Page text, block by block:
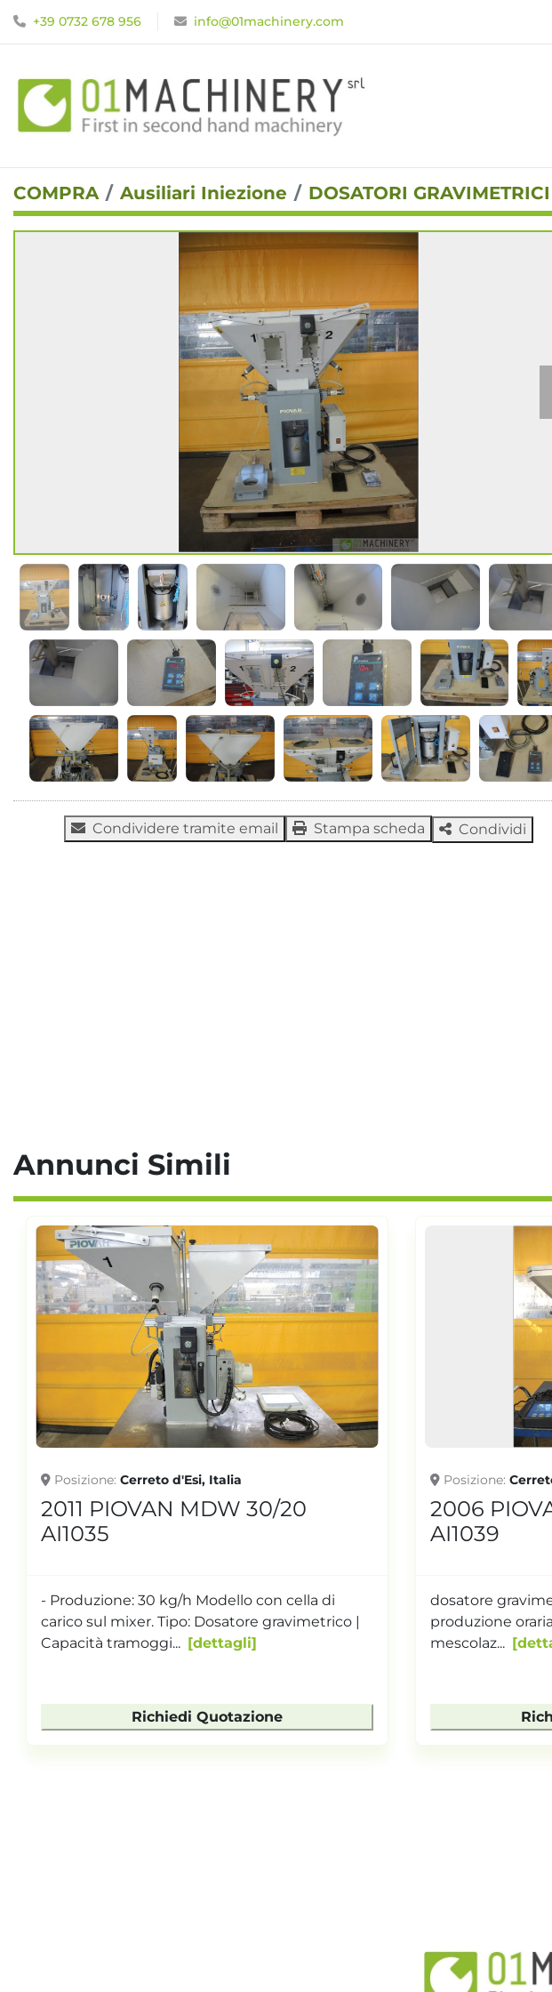
+39 0732 678 956 info@01machinery.com
COMPRA Ausiliari Iniezione DOSATORI GRAVIMETRICI
Condividere tramite email Stampa scheda Condividi
Annunci Simili
Posizione Cerreto d'Esi, Italia
2006 PIOVAN MDW 20/30
AI1039
dosatore gravimetrico a 3 stazioni a serranda
produzione oraria : 30Kg/h capacità camera
mescolaz...
dettagli
Richiedi Quotazione
Posizione
2004
AI0790
dosatore
con serranda
tramog...